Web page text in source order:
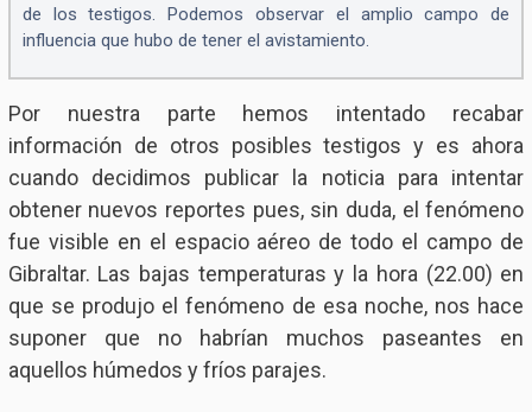
de los testigos. Podemos observar el amplio campo de
influencia que hubo de tener el avistamiento.
Por nuestra parte hemos intentado recabar
información de otros posibles testigos y es ahora
cuando decidimos publicar la noticia para intentar
obtener nuevos reportes pues, sin duda, el fenómeno
fue visible en el espacio aéreo de todo el campo de
Gibraltar. Las bajas temperaturas y la hora (22.00) en
que se produjo el fenómeno de esa noche, nos hace
suponer que no habrían muchos paseantes en
aquellos húmedos y fríos parajes.